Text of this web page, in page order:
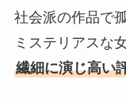
社会派の作品で
ミステリアスな
繊細に演じ高い